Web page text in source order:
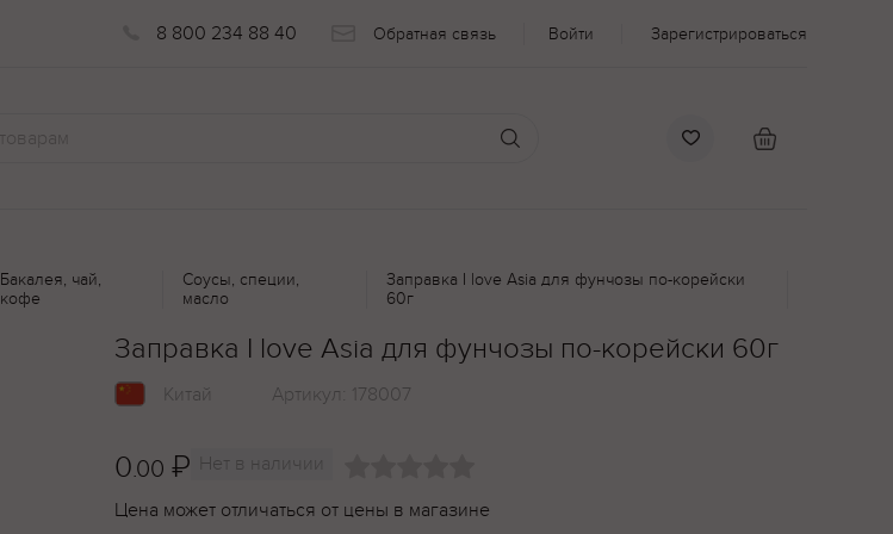
8 800 234 88 40 Обратная связь Войти Зарегистрироваться
Бакалея, чай,
кофе
Соусы, специи,
масло
Заправка I love Asia для фунчозы по-корейски
60г
Заправка I love Asia для фунчозы по-корейски 60г
Китай Артикул: 178007
0.00 ₽ Нет в наличии
Цена может отличаться от цены в магазине